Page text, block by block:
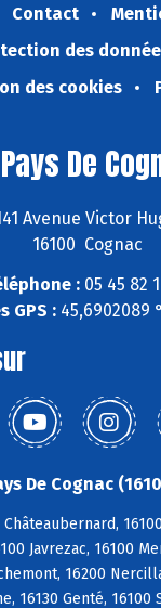
Contact
des
des cookies
Pays De
Avenue Victor
16100 Cognac
:05 45 82
GPS : 45,6902089
De Cognac
Châteaubernard,
Javrezac, 16100
16200
16130 Genté, 16100